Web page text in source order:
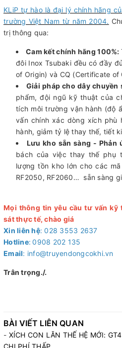
KLiP tự hào là đại lý chính hãng
trường Việt Nam từ năm 2004.
trị thông qua:
Cam kết chính hãng 100%:
đôi Inox Tsubaki đều có đầy
of Origin) và CQ (Certificate of
Giải pháp cho dây chuyền
phẩm, đội ngũ kỹ thuật của
tích môi trường vận hành (độ
vấn chính xác dòng xích phù
hành, giảm tỷ lệ thay thế, tiết
Lưu kho sẵn sàng - Phản
bách của việc thay thế phụ
lượng tồn kho lớn cho các
RF2050, RF2060… sẵn sàng
Mọi thông tin yêu cầu tư vấn kỹ
sát thực tế, chào giá
Xin liên hệ: 028 3553 2637
Hotline: 0908 202 135
Email: info@truyendongcokhi.vn
Trân trọng./.
BÀI VIẾT LIÊN QUAN
- XÍCH CON LĂN THẾ HỆ MỚI:
CHI PHÍ THẤP